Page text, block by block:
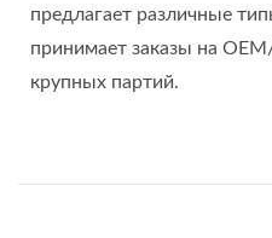
предлагает различные
принимает заказы на
крупных партий.